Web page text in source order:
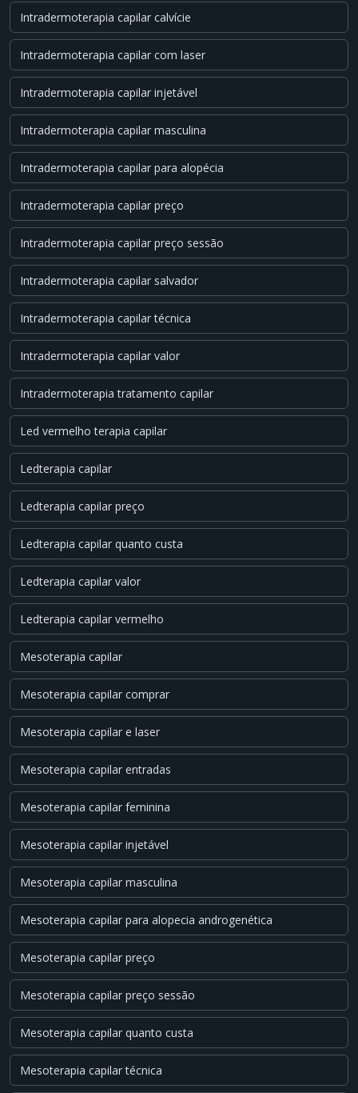
Intradermoterapia capilar calvície
Intradermoterapia capilar com laser
Intradermoterapia capilar injetável
Intradermoterapia capilar masculina
Intradermoterapia capilar para alopécia
Intradermoterapia capilar preço
Intradermoterapia capilar preço sessão
Intradermoterapia capilar salvador
Intradermoterapia capilar técnica
Intradermoterapia capilar valor
Intradermoterapia tratamento capilar
Led vermelho terapia capilar
Ledterapia capilar
Ledterapia capilar preço
Ledterapia capilar quanto custa
Ledterapia capilar valor
Ledterapia capilar vermelho
Mesoterapia capilar
Mesoterapia capilar comprar
Mesoterapia capilar e laser
Mesoterapia capilar entradas
Mesoterapia capilar feminina
Mesoterapia capilar injetável
Mesoterapia capilar masculina
Mesoterapia capilar para alopecia androgenética
Mesoterapia capilar preço
Mesoterapia capilar preço sessão
Mesoterapia capilar quanto custa
Mesoterapia capilar técnica